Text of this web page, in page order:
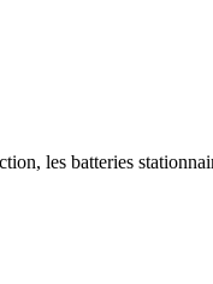
les batteries